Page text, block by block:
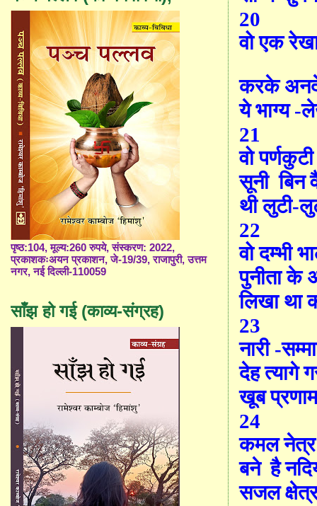
20
वो एक
करके
ये भाग्य -
21
वो पर्णकुटी
सूनी बिन
थी लुटी-
22
वो दम्भी
पुनीता के
लिखा था
23
नारी -
देह त्यागे
खूब
24
कमल नेत्र
बने है
सजल
पृष्ठ:104, मूल्य:260 रुपये, संस्करण: 2022,
प्रकाशकःअयन प्रकाशन, जे-19/39, राजापुरी, उत्तम
नगर, नई दिल्ली-110059
साँझ हो गई (काव्य-संग्रह)